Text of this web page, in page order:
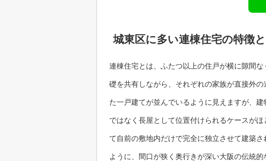
城東区に多い連棟住宅の特徴
連棟住宅とは、ふたつ以上の住戸が横に隙間
礎を共有しながら、それぞれの家族が直接外
た一戸建てが並んでいるように見えますが、
ではなく長屋として位置付けられるケースが
て自前の敷地内だけで完全に独立させて建築
ように、間口が狭く奥行きが深い大阪の伝統